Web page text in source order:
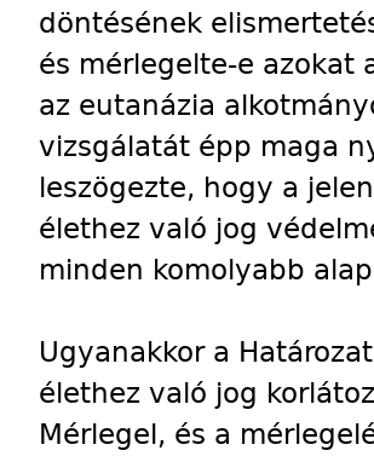
döntésének
és mérlegelte-e azokat
az eutanázia
vizsgálatát épp maga
leszögezte, hogy a
élethez való jog
minden komolyabb
Ugyanakkor a
élethez való jog
Mérlegel, és a